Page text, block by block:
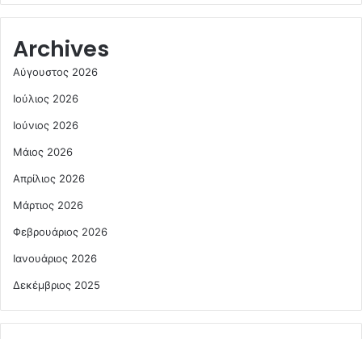
Archives
Αύγουστος 2026
Ιούλιος 2026
Ιούνιος 2026
Μάιος 2026
Απρίλιος 2026
Μάρτιος 2026
Φεβρουάριος 2026
Ιανουάριος 2026
Δεκέμβριος 2025